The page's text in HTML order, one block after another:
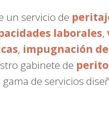
un servicio de
laborales,
, impugnación
gabinete de
de servicios